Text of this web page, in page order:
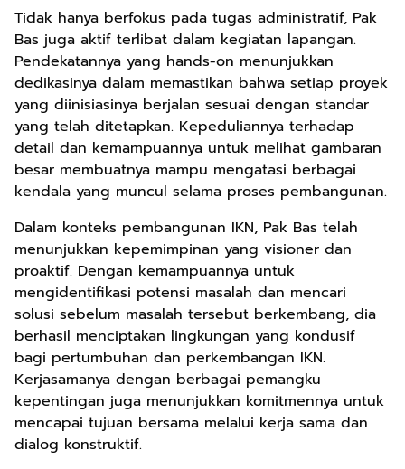
Tidak hanya berfokus pada tugas administratif, Pak
Bas juga aktif terlibat dalam kegiatan lapangan.
Pendekatannya yang hands-on menunjukkan
dedikasinya dalam memastikan bahwa setiap proyek
yang diinisiasinya berjalan sesuai dengan standar
yang telah ditetapkan. Kepeduliannya terhadap
detail dan kemampuannya untuk melihat gambaran
besar membuatnya mampu mengatasi berbagai
kendala yang muncul selama proses pembangunan.
Dalam konteks pembangunan IKN, Pak Bas telah
menunjukkan kepemimpinan yang visioner dan
proaktif. Dengan kemampuannya untuk
mengidentifikasi potensi masalah dan mencari
solusi sebelum masalah tersebut berkembang, dia
berhasil menciptakan lingkungan yang kondusif
bagi pertumbuhan dan perkembangan IKN.
Kerjasamanya dengan berbagai pemangku
kepentingan juga menunjukkan komitmennya untuk
mencapai tujuan bersama melalui kerja sama dan
dialog konstruktif.